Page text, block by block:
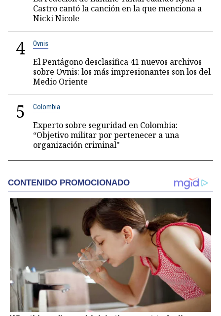
Castro cantó la canción en la que menciona a
Nicki Nicole
4 Ovnis
El Pentágono desclasifica 41 nuevos archivos
sobre Ovnis: los más impresionantes son los del
Medio Oriente
5 Colombia
Experto sobre seguridad en Colombia:
“Objetivo militar por pertenecer a una
organización criminal"